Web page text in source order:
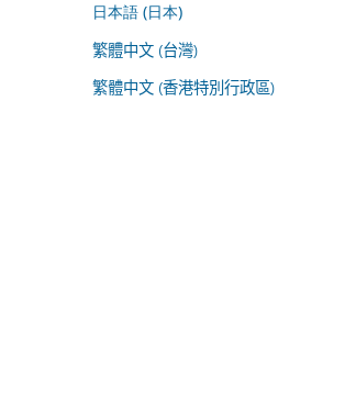
日本語 (日本)
繁體中文 (台灣)
繁體中文 (香港特別行政區)